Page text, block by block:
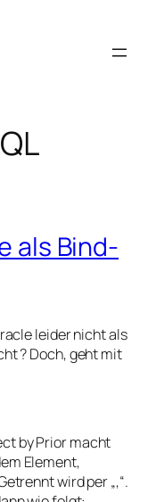
als Bind-
leider nicht als
? Doch, geht mit
by Prior macht
Element,
wird per „,“.